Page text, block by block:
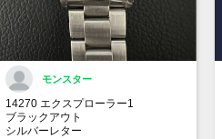
モンスター
14270 エクスプローラー1
ブラックアウト
シルバーレター